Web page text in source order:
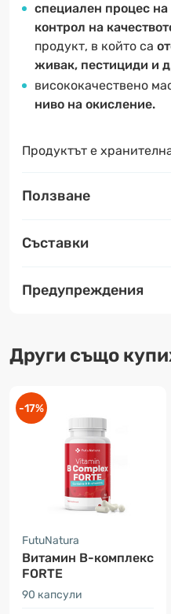
специален процес
контрол на
продукт, в който са
живак, пестициди и
висококачествено
ниво на окисление.
Продуктът е
Ползване
Съставки
Предупреждения
Други също
-17%
FutuNatura
Витамин B-комплекс
FORTE
90 капсули